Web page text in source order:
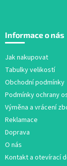
p
Informace o nás
Jak nakupovat
Tabulky velikostí
Obchodní podmínky
Podmínky ochrany
Výměna a vrácení
Reklamace
Doprava
O nás
Kontakt a otevírací